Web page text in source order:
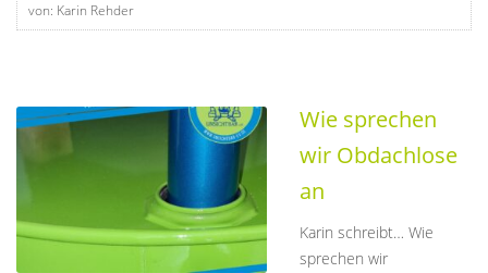
von: Karin Rehder
Wie sprechen
wir Obdachlose
an
Karin schreibt… Wie
sprechen wir